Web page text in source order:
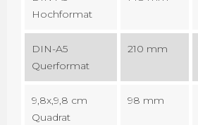
Hochformat
DIN-A5
Querformat
210 mm
9,8x,9,8 cm
Quadrat
98 mm